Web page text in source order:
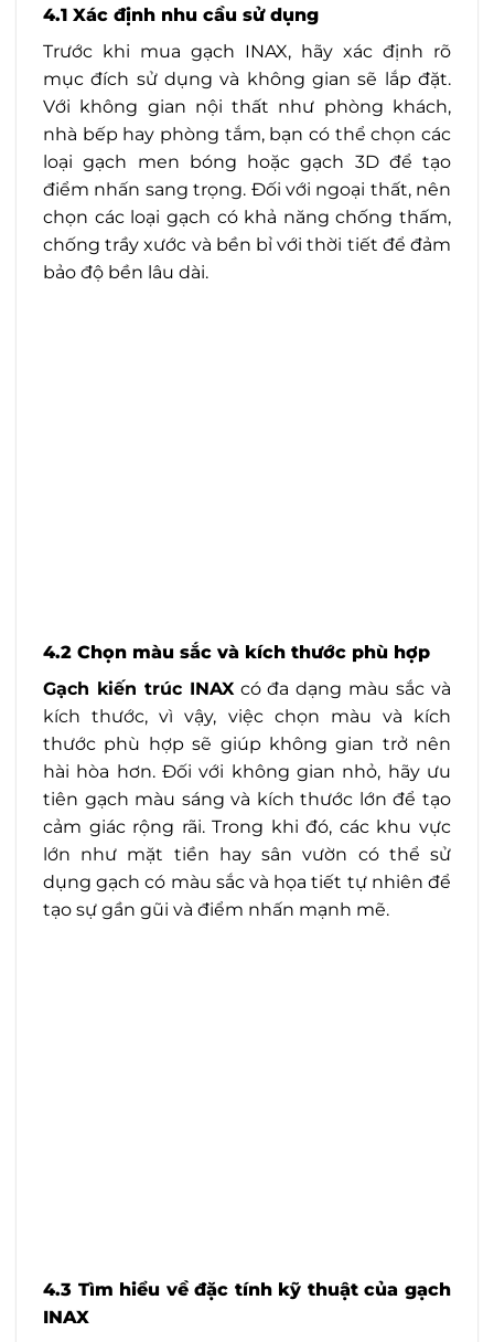
4.1 Xác định nhu cầu sử dụng
Trước khi mua gạch INAX, hãy xác định rõ
mục đích sử dụng và không gian sẽ lắp đặt.
Với không gian nội thất như phòng khách,
nhà bếp hay phòng tắm, bạn có thể chọn các
loại gạch men bóng hoặc gạch 3D để tạo
điểm nhấn sang trọng. Đối với ngoại thất, nên
chọn các loại gạch có khả năng chống thấm,
chống trầy xước và bền bỉ với thời tiết để đảm
bảo độ bền lâu dài.
4.2 Chọn màu sắc và kích thước phù hợp
Gạch kiến trúc INAXcó đa dạng màu sắc và
kích thước, vì vậy, việc chọn màu và kích
thước phù hợp sẽ giúp không gian trở nên
hài hòa hơn. Đối với không gian nhỏ, hãy ưu
tiên gạch màu sáng và kích thước lớn để tạo
cảm giác rộng rãi. Trong khi đó, các khu vực
lớn như mặt tiền hay sân vườn có thể sử
dụng gạch có màu sắc và họa tiết tự nhiên để
tạo sự gần gũi và điểm nhấn mạnh mẽ.
4.3 Tìm hiểu về đặc tính kỹ thuật của gạch
INAX